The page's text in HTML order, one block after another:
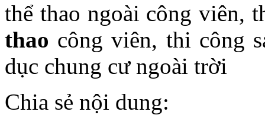
thể thao ngoài công viên,
thao công viên, thi công
dục chung cư ngoài trời
Chia sẻ nội dung: